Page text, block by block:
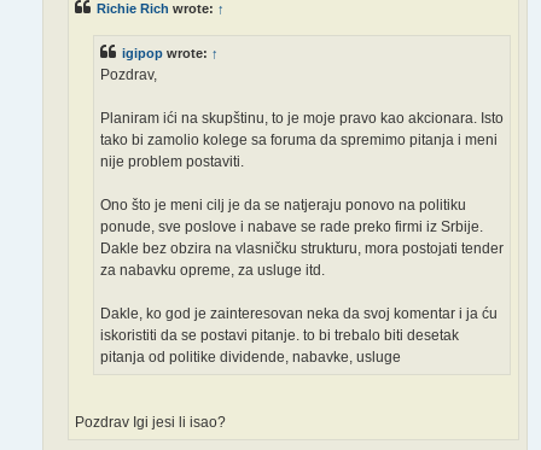
Richie Rich wrote: ↑
igipop wrote: ↑
Pozdrav,
Planiram ići na skupštinu, to je moje pravo kao akcionara. Isto
tako bi zamolio kolege sa foruma da spremimo pitanja i meni
nije problem postaviti.
Ono što je meni cilj je da se natjeraju ponovo na politiku
ponude, sve poslove i nabave se rade preko firmi iz Srbije.
Dakle bez obzira na vlasničku strukturu, mora postojati tender
za nabavku opreme, za usluge itd.
Dakle, ko god je zainteresovan neka da svoj komentar i ja ću
iskoristiti da se postavi pitanje. to bi trebalo biti desetak
pitanja od politike dividende, nabavke, usluge
Pozdrav Igi jesi li isao?